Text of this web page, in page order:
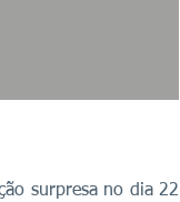
surpresa no dia 22